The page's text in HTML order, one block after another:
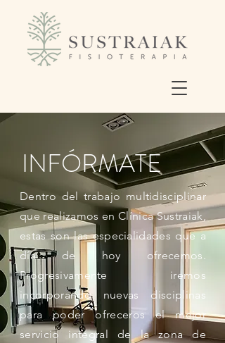
INFÓRMATE
Dentro del trabajo multidisciplinar
que realizamos en Clínica Sustraiak,
estas son las especialidades que a
día de hoy ofrecemos.
Progresivamente iremos
incorporando nuevas disciplinas
para poder ofreceros el mejor
servicio integral de la zona de